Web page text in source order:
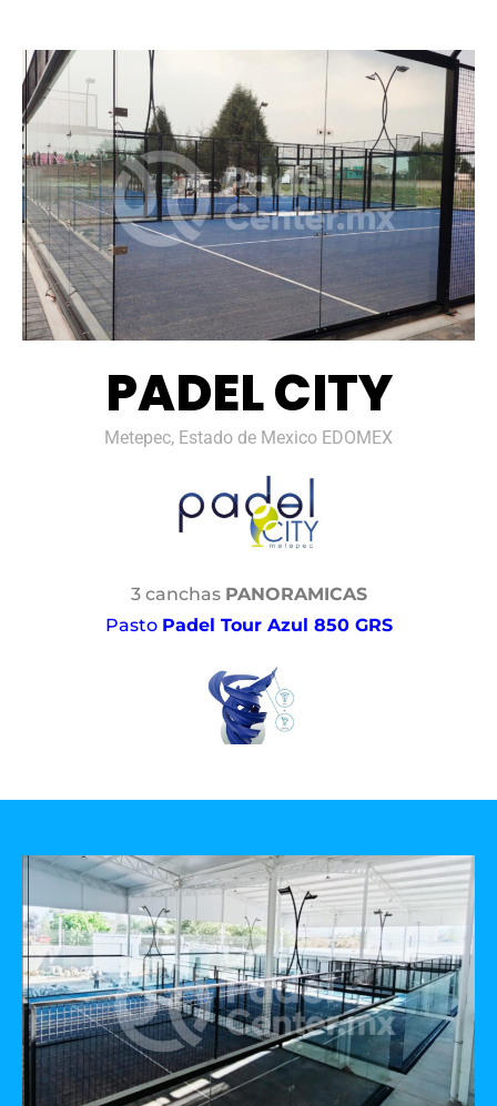
PADEL CITY
Metepec, Estado de Mexico EDOMEX
3 canchas PANORAMICAS
Pasto Padel Tour Azul 850 GRS